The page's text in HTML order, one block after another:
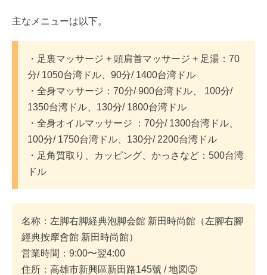
主なメニューは以下。
・足裏マッサージ + 頭肩首マッサージ + 足湯：70
分/ 1050台湾ドル、90分/ 1400台湾ドル
・全身マッサージ：70分/ 900台湾ドル、 100分/
1350台湾ドル、130分/ 1800台湾ドル
・全身オイルマッサージ ：70分/ 1300台湾ドル、
100分/ 1750台湾ドル、130分/ 2200台湾ドル
・足角質取り、カッピング、かっさなど：500台湾
ドル
名称：左脚右脚経典泡脚会館 新田時尚館（左腳右腳
經典按摩會館 新田時尚館）
営業時間：9:00〜翌4:00
住所：高雄市新興區新田路145號 / 地図⑤